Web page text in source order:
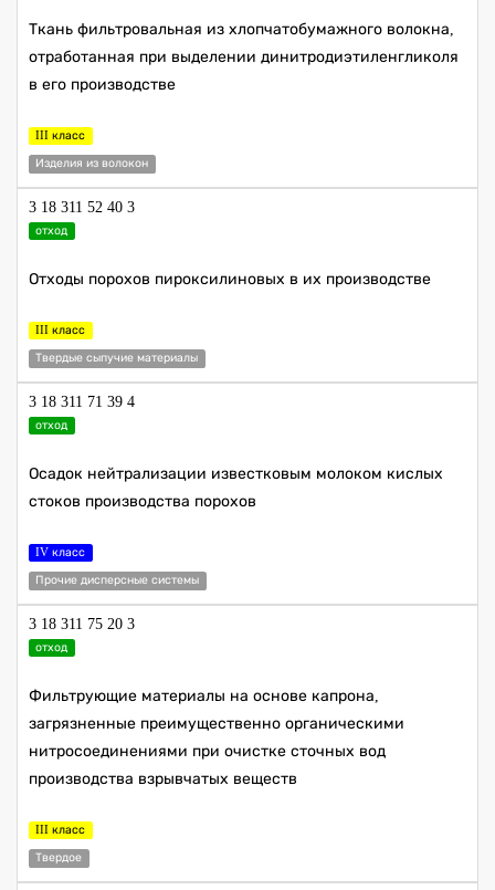
Ткань фильтровальная из хлопчатобумажного волокна,
отработанная при выделении динитродиэтиленгликоля
в его производстве
III класс
Изделия из волокон
3 18 311 52 40 3
отход
Отходы порохов пироксилиновых в их производстве
III класс
Твердые сыпучие материалы
3 18 311 71 39 4
отход
Осадок нейтрализации известковым молоком кислых
стоков производства порохов
IV класс
Прочие дисперсные системы
3 18 311 75 20 3
отход
Фильтрующие материалы на основе капрона,
загрязненные преимущественно органическими
нитросоединениями при очистке сточных вод
производства взрывчатых веществ
III класс
Твердое